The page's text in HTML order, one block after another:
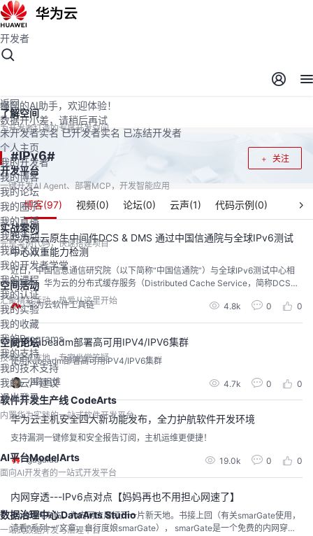
开发者空间
开发者空间
了解空间
为开发者打造的专属开发空间
开发平台
一键开发AI Agent、部署MCP，开发智能应用
实战案例
完整案例代码，快速搭建项目
空间活动
汇聚精彩活动，热爱从这里开始
空间论坛
技术交流阵地，专家坐堂答疑
软件开发生产线 CodeArts
内置华为实践的一站式软件开发平台
AI平台ModelArts
面向AI开发者的一站式开发平台
数据治理中心 DataArts Studio
一站式数据开发与治理平台
开发者
返回
未开发者实名 已开发者实名 已冻结开发者
个人主页
我的开发者
我的博客
我的论坛
我的圈子
我的直播
我的活动
我的关注
我的开发者学堂
我的课程
我的认证
我的实验
我的收藏
我的Programs
我的支持
我的技术支持
我的云声建议
退出登录
懂您的AI助手，欢迎体验！
数据开小差，请稍后再试
关注
#IPv6#
博客(97) 视频(0) 论坛(0) 云声(1) 代码示例(0)
华为云云原生中间件DCS & DMS 通过中国信通院与全球IPv6测试
中心双重能力检测
近日，中国信息通信研究院（以下简称“中国信通院”）与全球IPv6测试中心相
继宣布，华为云的分布式缓存服务（Distributed Cache Service，简称DCS）
和分布式消息服务（Distributed Message Service，简称DMS）成功通过了IP
v6的能力检测。这一消息标志着DCS与DMS在IPv6环境下的兼容性和稳定性得
到了国内外权威机构的认可。中国信通院作为国内权...
华为云软件工具链 4.8k 0 0
使用kubeadm部署高可用IPV4/IPV6集群
使用kubeadm部署高可用IPV4/IPV6集群
小陈运维 4.7k 0 0
华为云主机安全四大新功能发布，全力护航软件开发环境
支持漏洞一键修复和安全报告订阅，主机运维更便捷！
gagalau 19.0k 0 0
内网穿透---IPv6点对点【妈妈再也不用担心网速了】
IPv6时代来临，为内网应用打开一片新天地。书接上回（有关smarGate使用，
请看“系列一”文章，自行度娘smarGate）， smarGate是一个免费的内网穿透